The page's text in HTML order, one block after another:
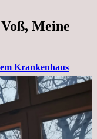
Meine
Krankenhaus